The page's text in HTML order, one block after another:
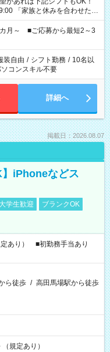
せた
したい」 「できれば残業はし
。 ※Wワーク希望
務時間と、もう1つのお仕事
える場合は応募できません。
カ月～ ■ご応募から最短2～3
装自由 / シフト勤務 / 10名以
コンスキル不要
詳細へ
掲載日：2026.08.07
】iPhoneなどス
大学生歓迎
ブランクOK
あり） ■初勤務手当あり
ら徒歩 / 高田馬場駅から徒歩
規定あり）